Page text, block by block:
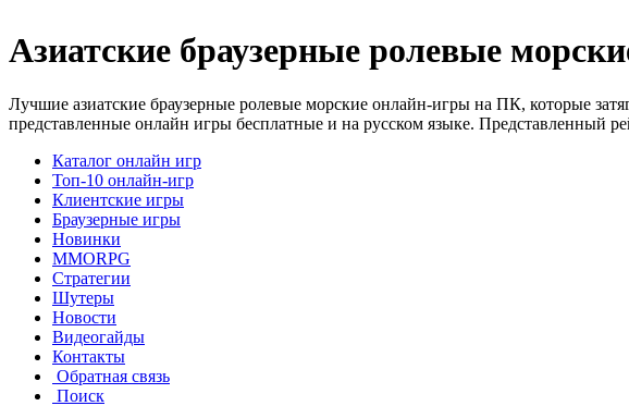
Азиатские браузерные ролевые
Лучшие азиатские браузерные ролевые морские онлайн-игры на ПК, которые
представленные онлайн игры бесплатные и на русском языке. Представленный
Каталог онлайн игр
Топ-10 онлайн-игр
Клиентские игры
Браузерные игры
Новинки
MMORPG
Стратегии
Шутеры
Новости
Видеогайды
Контакты
Обратная связь
Поиск